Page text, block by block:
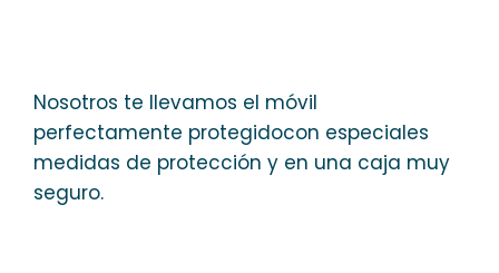
Nosotros te llevamos el móvil
perfectamente protegidocon especiales
medidas de protección y en una caja muy
seguro.